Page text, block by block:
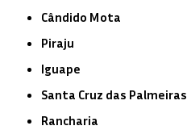
Cândido Mota
Piraju
Iguape
Santa Cruz das Palmeiras
Rancharia